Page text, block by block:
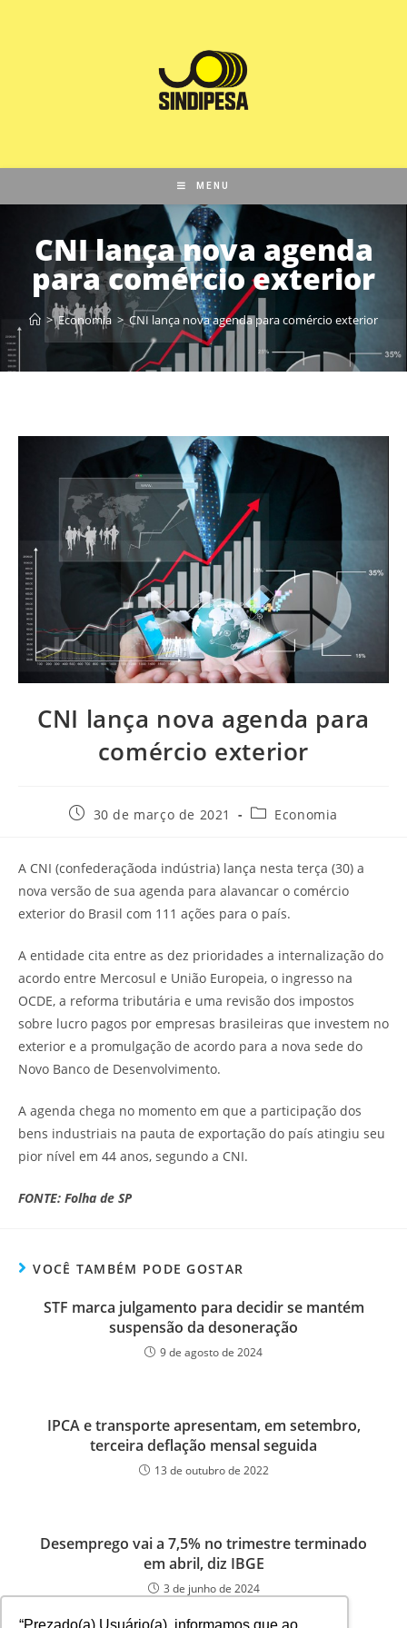
“Prezado(a) Usuário(a), informamos que ao
MENU
CNI lança nova agenda
para comércio exterior
> Economia > CNI lança nova agenda para comércio exterior
CNI lança nova agenda para
comércio exterior
30 de março de 2021 Economia
A CNI (confederaçãoda indústria) lança nesta terça (30) a
nova versão de sua agenda para alavancar o comércio
exterior do Brasil com 111 ações para o país.
A entidade cita entre as dez prioridades a internalização do
acordo entre Mercosul e União Europeia, o ingresso na
OCDE, a reforma tributária e uma revisão dos impostos
sobre lucro pagos por empresas brasileiras que investem no
exterior e a promulgação de acordo para a nova sede do
Novo Banco de Desenvolvimento.
A agenda chega no momento em que a participação dos
bens industriais na pauta de exportação do país atingiu seu
pior nível em 44 anos, segundo a CNI.
FONTE: Folha de SP
VOCÊ TAMBÉM PODE GOSTAR
STF marca julgamento para decidir se mantém
suspensão da desoneração
9 de agosto de 2024
IPCA e transporte apresentam, em setembro,
terceira deflação mensal seguida
13 de outubro de 2022
Desemprego vai a 7,5% no trimestre terminado
em abril, diz IBGE
3 de junho de 2024